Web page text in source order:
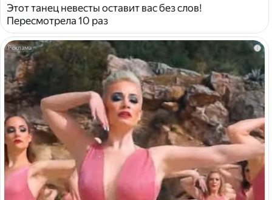
Этот танец невесты оставит вас без слов!
Пересмотрела 10 раз
i